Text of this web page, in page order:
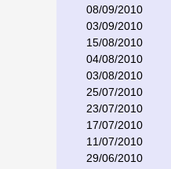
08/09/2010
03/09/2010
15/08/2010
04/08/2010
03/08/2010
25/07/2010
23/07/2010
17/07/2010
11/07/2010
29/06/2010